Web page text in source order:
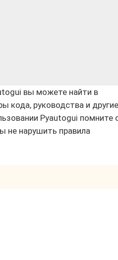
вы можете найти в
кода, руководства и другие
Pyautogui помните
не нарушить правила